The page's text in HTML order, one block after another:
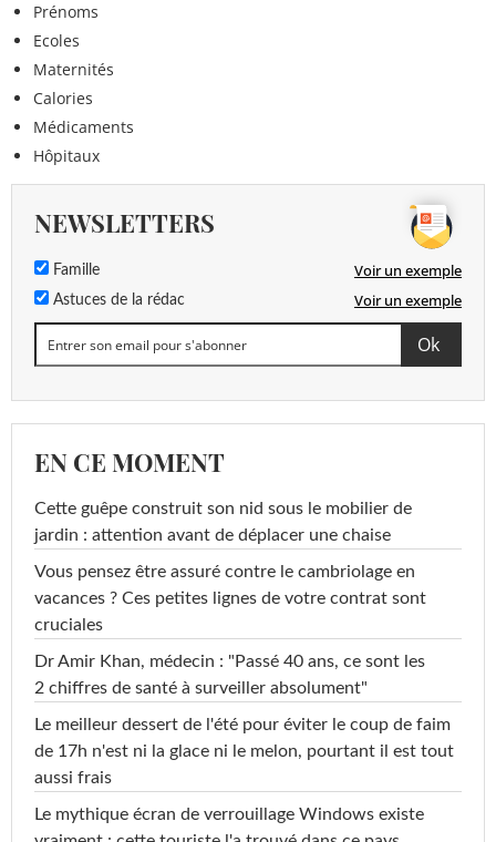
Prénoms
Ecoles
Maternités
Calories
Médicaments
Hôpitaux
NEWSLETTERS
Famille Voir un exemple
Astuces de la rédac Voir un exemple
EN CE MOMENT
Cette guêpe construit son nid sous le mobilier de
jardin : attention avant de déplacer une chaise
Vous pensez être assuré contre le cambriolage en
vacances ? Ces petites lignes de votre contrat sont
cruciales
Dr Amir Khan, médecin : "Passé 40 ans, ce sont les
2 chiffres de santé à surveiller absolument"
Le meilleur dessert de l'été pour éviter le coup de faim
de 17h n'est ni la glace ni le melon, pourtant il est tout
aussi frais
Le mythique écran de verrouillage Windows existe